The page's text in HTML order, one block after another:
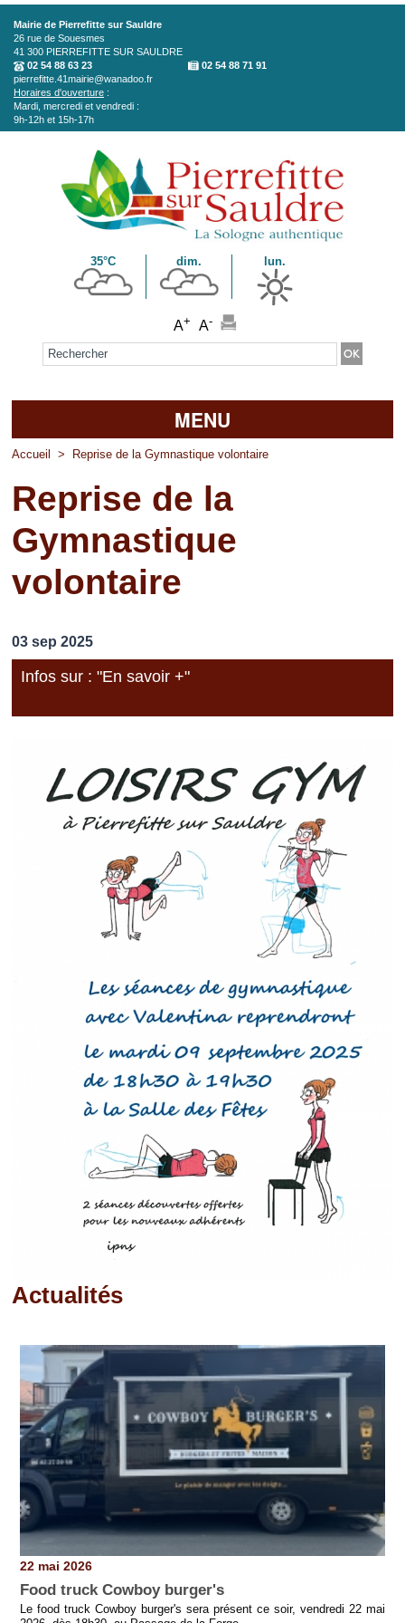
Aller au contenu principal
Mairie de Pierrefitte sur Sauldre
26 rue de Souesmes
41 300 PIERREFITTE SUR SAULDRE
02 54 88 63 23
02 54 88 71 91
pierrefitte.41mairie@wanadoo.fr
Horaires d'ouverture :
Mardi, mercredi et vendredi :
9h-12h et 15h-17h
35°C dim. lun.
A+ A-
Formulaire de recherche
MENU
Accueil
La mairie
Découvrir Pierrefitte
Vie pratique
Loisirs
Accueil > Reprise de la Gymnastique volontaire
Reprise de la
Gymnastique
volontaire
03 sep 2025
Infos sur : "En savoir +"
Actualités
22 mai 2026
Food truck Cowboy burger's
Le food truck Cowboy burger's sera présent ce soir, vendredi 22 mai
Pages